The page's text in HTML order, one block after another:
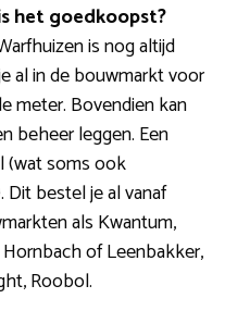
het goedkoopst?
is nog altijd
al in de bouwmarkt voor
meter. Bovendien kan
beheer leggen. Een
(wat soms ook
bestel je al vanaf
als Kwantum,
of Leenbakker,
Roobol.